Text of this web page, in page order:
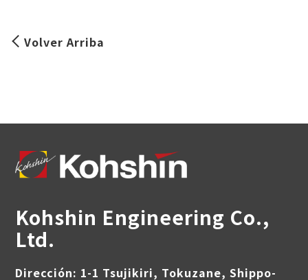
Volver Arriba
Kohshin Engineering Co.,
Ltd.
Dirección: 1-1 Tsujikiri, Tokuzane, Shippo-